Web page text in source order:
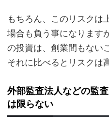
もちろん、このリスクは
場合も負う事になります
の投資は、創業間もない
それに比べるとリスクは
外部監査法人などの監
は限らない